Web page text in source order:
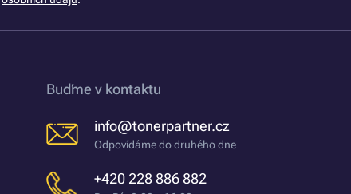
Buďme v kontaktu
info@tonerpartner.cz
Odpovídáme do druhého dne
+420 228 886 882